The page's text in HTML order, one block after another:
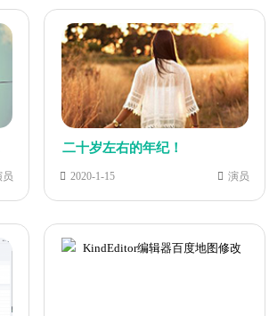
员
二十岁左右的年纪！
2020-1-15 演员